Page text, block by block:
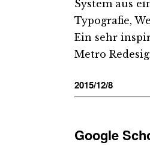
System aus
Typografie,
Ein sehr
Metro
2015/12/8
Google